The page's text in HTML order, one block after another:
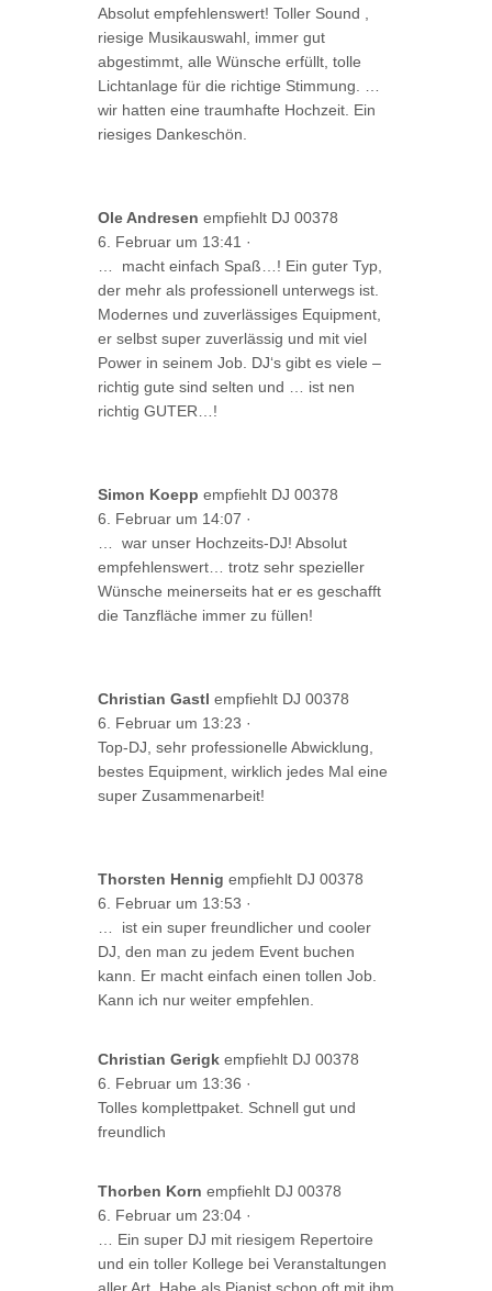
Absolut empfehlenswert! Toller Sound ,
riesige Musikauswahl, immer gut
abgestimmt, alle Wünsche erfüllt, tolle
Lichtanlage für die richtige Stimmung. …
wir hatten eine traumhafte Hochzeit. Ein
riesiges Dankeschön.
Ole Andresen empfiehlt DJ 00378
6. Februar um 13:41 ·
… macht einfach Spaß…! Ein guter Typ,
der mehr als professionell unterwegs ist.
Modernes und zuverlässiges Equipment,
er selbst super zuverlässig und mit viel
Power in seinem Job. DJ‘s gibt es viele –
richtig gute sind selten und … ist nen
richtig GUTER…!
Simon Koepp empfiehlt DJ 00378
6. Februar um 14:07 ·
… war unser Hochzeits-DJ! Absolut
empfehlenswert… trotz sehr spezieller
Wünsche meinerseits hat er es geschafft
die Tanzfläche immer zu füllen!
Christian Gastl empfiehlt DJ 00378
6. Februar um 13:23 ·
Top-DJ, sehr professionelle Abwicklung,
bestes Equipment, wirklich jedes Mal eine
super Zusammenarbeit!
Thorsten Hennig empfiehlt DJ 00378
6. Februar um 13:53 ·
… ist ein super freundlicher und cooler
DJ, den man zu jedem Event buchen
kann. Er macht einfach einen tollen Job.
Kann ich nur weiter empfehlen.
Christian Gerigk empfiehlt DJ 00378
6. Februar um 13:36 ·
Tolles komplettpaket. Schnell gut und
freundlich
Thorben Korn empfiehlt DJ 00378
6. Februar um 23:04 ·
… Ein super DJ mit riesigem Repertoire
und ein toller Kollege bei Veranstaltungen